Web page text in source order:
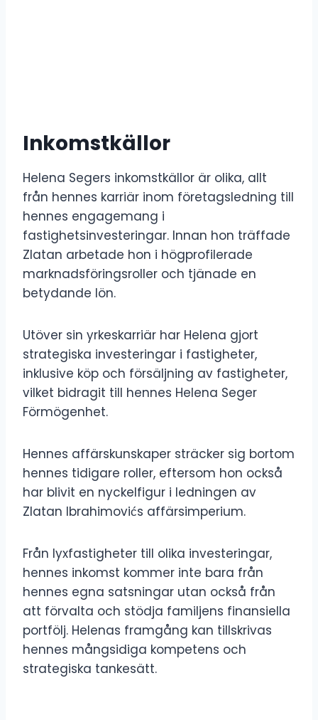
Inkomstkällor
Helena Segers inkomstkällor är olika, allt
från hennes karriär inom företagsledning till
hennes engagemang i
fastighetsinvesteringar. Innan hon träffade
Zlatan arbetade hon i högprofilerade
marknadsföringsroller och tjänade en
betydande lön.
Utöver sin yrkeskarriär har Helena gjort
strategiska investeringar i fastigheter,
inklusive köp och försäljning av fastigheter,
vilket bidragit till hennes Helena Seger
Förmögenhet.
Hennes affärskunskaper sträcker sig bortom
hennes tidigare roller, eftersom hon också
har blivit en nyckelfigur i ledningen av
Zlatan Ibrahimovićs affärsimperium.
Från lyxfastigheter till olika investeringar,
hennes inkomst kommer inte bara från
hennes egna satsningar utan också från
att förvalta och stödja familjens finansiella
portfölj. Helenas framgång kan tillskrivas
hennes mångsidiga kompetens och
strategiska tankesätt.